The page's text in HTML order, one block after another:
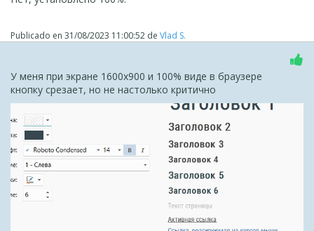
Publicado en 31/08/2023 11:00:52 de Vlad S.
У меня при экране 1600х900 и 100% виде в браузере
кнопку срезает, но не настолько критично